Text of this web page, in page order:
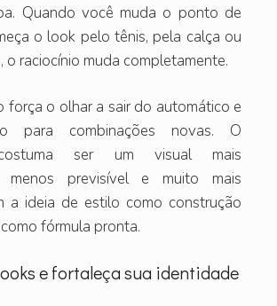
Quando você muda o ponto de
o look pelo tênis, pela calça ou
, o raciocínio muda completamente.
força o olhar a sair do automático e
para combinações novas. O
ser um visual mais
menos previsível e muito mais
a ideia de estilo como construção
fórmula pronta.
e fortaleça sua identidade